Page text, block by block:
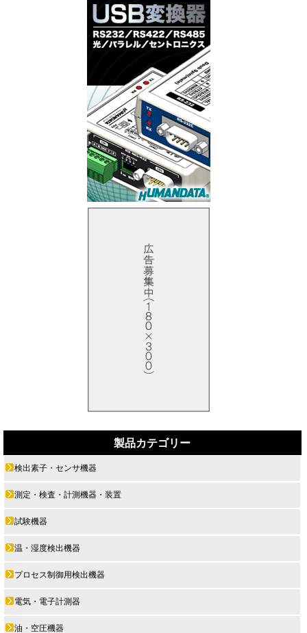
製品カテゴリー
検出素子・センサ機器
測定・検査・計測機器・装置
試験機器
温・湿度検出機器
プロセス制御用検出機器
電気・電子計測器
油・空圧機器